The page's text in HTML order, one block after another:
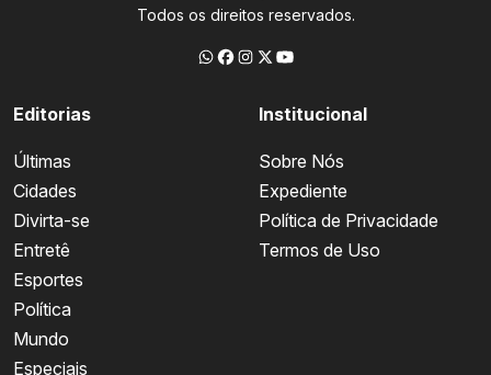
Todos os direitos reservados.
Editorias
Últimas
Cidades
Divirta-se
Entretê
Esportes
Política
Mundo
Especiais
Institucional
Sobre Nós
Expediente
Política de Privacidade
Termos de Uso